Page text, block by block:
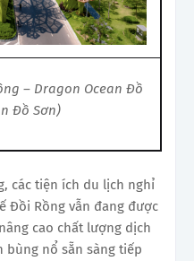
– Dragon Ocean Đồ
Đồ Sơn)
các tiện ích du lịch nghỉ
Đồi Rồng vẫn đang được
cao chất lượng dịch
bùng nổ sẵn sàng tiếp